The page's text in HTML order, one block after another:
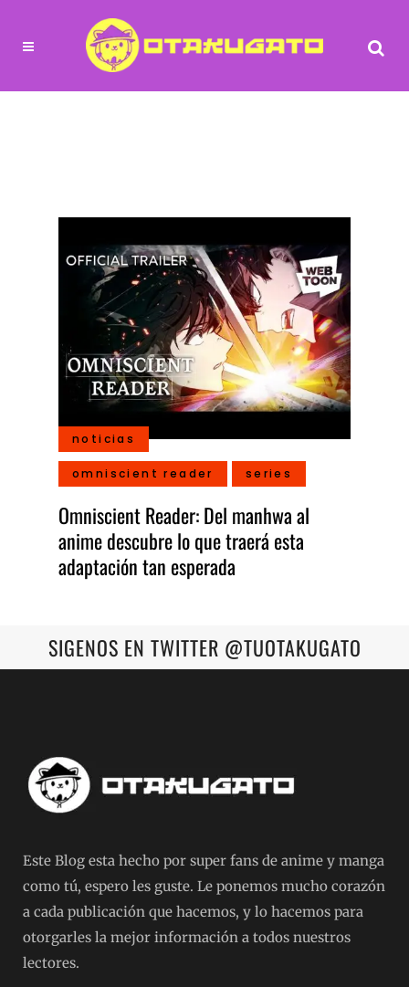
noticias
omniscient reader series
Omniscient Reader: Del manhwa al
anime descubre lo que traerá esta
adaptación tan esperada
SIGENOS EN TWITTER @TUOTAKUGATO
Este Blog esta hecho por super fans de anime y manga
como tú, espero les guste. Le ponemos mucho corazón
a cada publicación que hacemos, y lo hacemos para
otorgarles la mejor información a todos nuestros
lectores.